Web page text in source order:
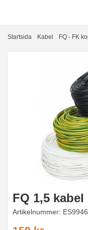
Startsida Kabel FQ - FK
FQ 1,5 kabel
Artikelnummer: